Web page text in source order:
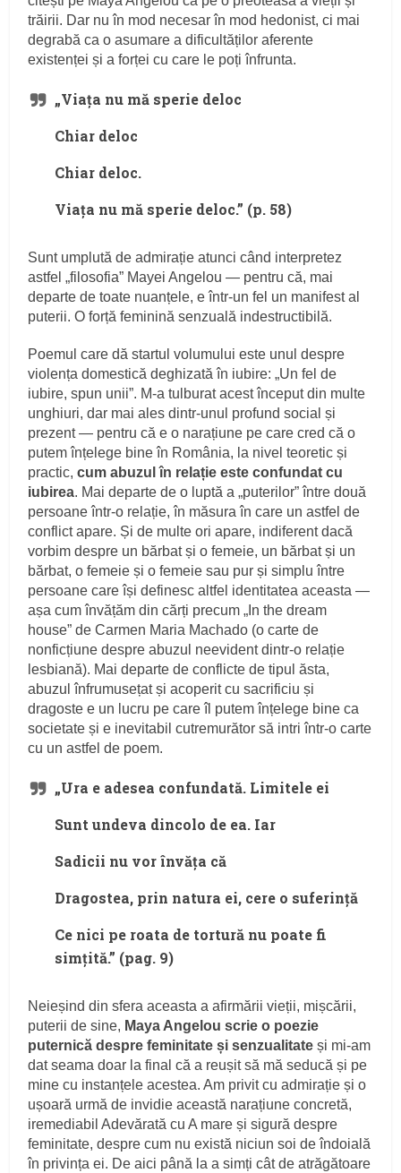
trăirii. Dar nu în mod necesar în mod hedonist, ci mai
degrabă ca o asumare a dificultăților aferente
existenței și a forței cu care le poți înfrunta.
„Viața nu mă sperie deloc
Chiar deloc
Chiar deloc.
Viața nu mă sperie deloc.” (p. 58)
Sunt umplută de admirație atunci când interpretez
astfel „filosofia” Mayei Angelou — pentru că, mai
departe de toate nuanțele, e într-un fel un manifest al
puterii. O forță feminină senzuală indestructibilă.
Poemul care dă startul volumului este unul despre
violența domestică deghizată în iubire: „Un fel de
iubire, spun unii”. M-a tulburat acest început din multe
unghiuri, dar mai ales dintr-unul profund social și
prezent — pentru că e o narațiune pe care cred că o
putem înțelege bine în România, la nivel teoretic și
practic,cum abuzul în relație este confundat cu
iubirea. Mai departe de o luptă a „puterilor” între două
persoane într-o relație, în măsura în care un astfel de
conflict apare. Și de multe ori apare, indiferent dacă
vorbim despre un bărbat și o femeie, un bărbat și un
bărbat, o femeie și o femeie sau pur și simplu între
persoane care își definesc altfel identitatea aceasta —
așa cum învățăm din cărți precum „In the dream
house” de Carmen Maria Machado (o carte de
nonficțiune despre abuzul neevident dintr-o relație
lesbiană). Mai departe de conflicte de tipul ăsta,
abuzul înfrumusețat și acoperit cu sacrificiu și
dragoste e un lucru pe care îl putem înțelege bine ca
societate și e inevitabil cutremurător să intri într-o carte
cu un astfel de poem.
„Ura e adesea confundată. Limitele ei
Sunt undeva dincolo de ea. Iar
Sadicii nu vor învăța că
Dragostea, prin natura ei, cere o suferință
Ce nici pe roata de tortură nu poate fi
simțită.” (pag. 9)
Neieșind din sfera aceasta a afirmării vieții, mișcării,
puterii de sine, Maya Angelou scrie o poezie
puternică despre feminitate și senzualitateși mi-am
dat seama doar la final că a reușit să mă seducă și pe
mine cu instanțele acestea. Am privit cu admirație și o
ușoară urmă de invidie această narațiune concretă,
iremediabil Adevărată cu A mare și sigură despre
feminitate, despre cum nu există niciun soi de îndoială
în privința ei. De aici până la a simți cât de atrăgătoare